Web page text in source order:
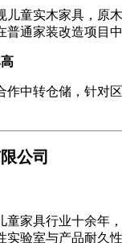
实木家具，原木
通家装改造项目中
转仓储，针对区
公司
具行业十余年，
验室与产品耐久